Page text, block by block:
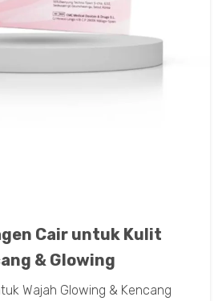
Cair untuk Kulit
& Glowing
Wajah Glowing & Kencang